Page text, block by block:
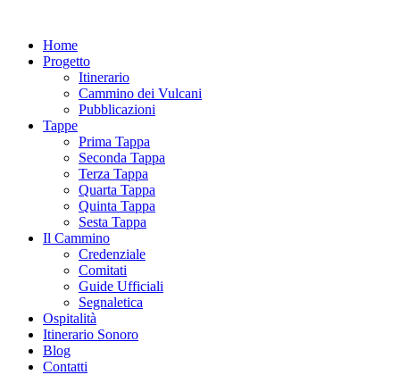
Home
Progetto
Itinerario
Cammino dei Vulcani
Pubblicazioni
Tappe
Prima Tappa
Seconda Tappa
Terza Tappa
Quarta Tappa
Quinta Tappa
Sesta Tappa
Il Cammino
Credenziale
Comitati
Guide Ufficiali
Segnaletica
Ospitalità
Itinerario Sonoro
Blog
Contatti